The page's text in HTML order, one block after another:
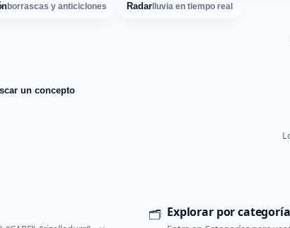
borrascas y anticiclones Radarlluvia en tiempo real
un concepto
🗂️ Explorar por